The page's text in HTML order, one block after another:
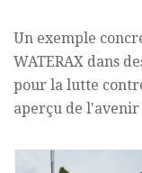
Un exemple
WATERAX dans
pour la lutte
aperçu de